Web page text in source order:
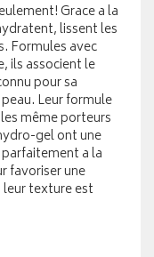
Grace a la
lissent les
Formules avec
ils associent le
pour sa
Leur formule
même porteurs
gel ont une
a la
favoriser une
texture est